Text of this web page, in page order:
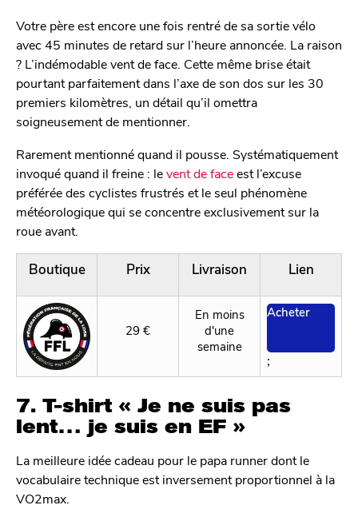
Votre père est encore une fois rentré de sa sortie vélo
avec 45 minutes de retard sur l’heure annoncée. La raison
? L’indémodable vent de face. Cette même brise était
pourtant parfaitement dans l’axe de son dos sur les 30
premiers kilomètres, un détail qu’il omettra
soigneusement de mentionner.
Rarement mentionné quand il pousse. Systématiquement
invoqué quand il freine : levent de faceest l’excuse
préférée des cyclistes frustrés et le seul phénomène
météorologique qui se concentre exclusivement sur la
roue avant.
Boutique Prix Livraison Lien
29 €
En moins
d'une
semaine
Acheter
;
7. T-shirt « Je ne suis pas
lent… je suis en EF »
La meilleure idée cadeau pour le papa runner dont le
vocabulaire technique est inversement proportionnel à la
VO2max.